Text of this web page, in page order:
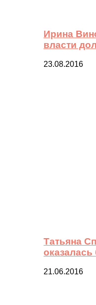
Ирина
власти
23.08.2016
Татьяна
21.06.2016